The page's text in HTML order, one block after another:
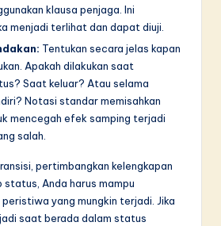
klausa penjaga. Ini
menjadi terlihat dan dapat diuji.
Tentukan secara jelas kapan
Apakah dilakukan saat
Saat keluar? Atau selama
Notasi standar memisahkan
mencegah efek samping terjadi
salah.
pertimbangkan kelengkapan
Anda harus mampu
yang mungkin terjadi. Jika
saat berada dalam status